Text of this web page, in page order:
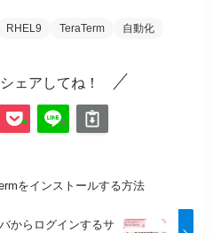
RHEL9 TeraTerm 自動化
ェアしてね！
をインストールする方法
からログインするサ